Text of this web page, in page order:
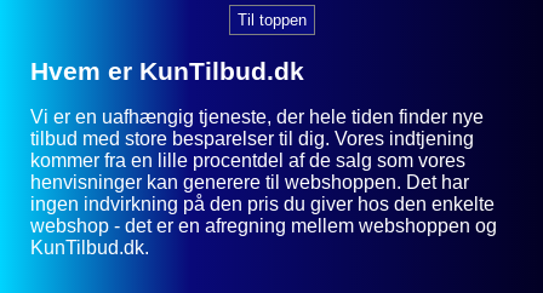
Til toppen
Hvem er KunTilbud.dk
Vi er en uafhængig tjeneste, der hele tiden finder nye
tilbud med store besparelser til dig. Vores indtjening
kommer fra en lille procentdel af de salg som vores
henvisninger kan generere til webshoppen. Det har
ingen indvirkning på den pris du giver hos den enkelte
webshop - det er en afregning mellem webshoppen og
KunTilbud.dk.